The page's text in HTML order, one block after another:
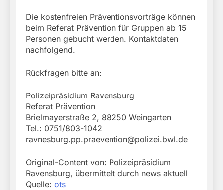
Die kostenfreien Präventionsvorträge können
beim Referat Prävention für Gruppen ab 15
Personen gebucht werden. Kontaktdaten
nachfolgend.
Rückfragen bitte an:
Polizeipräsidium Ravensburg
Referat Prävention
Brielmayerstraße 2, 88250 Weingarten
Tel.: 0751/803-1042
ravnesburg.pp.praevention@polizei.bwl.de
Original-Content von: Polizeipräsidium
Ravensburg, übermittelt durch news aktuell
Quelle: ots